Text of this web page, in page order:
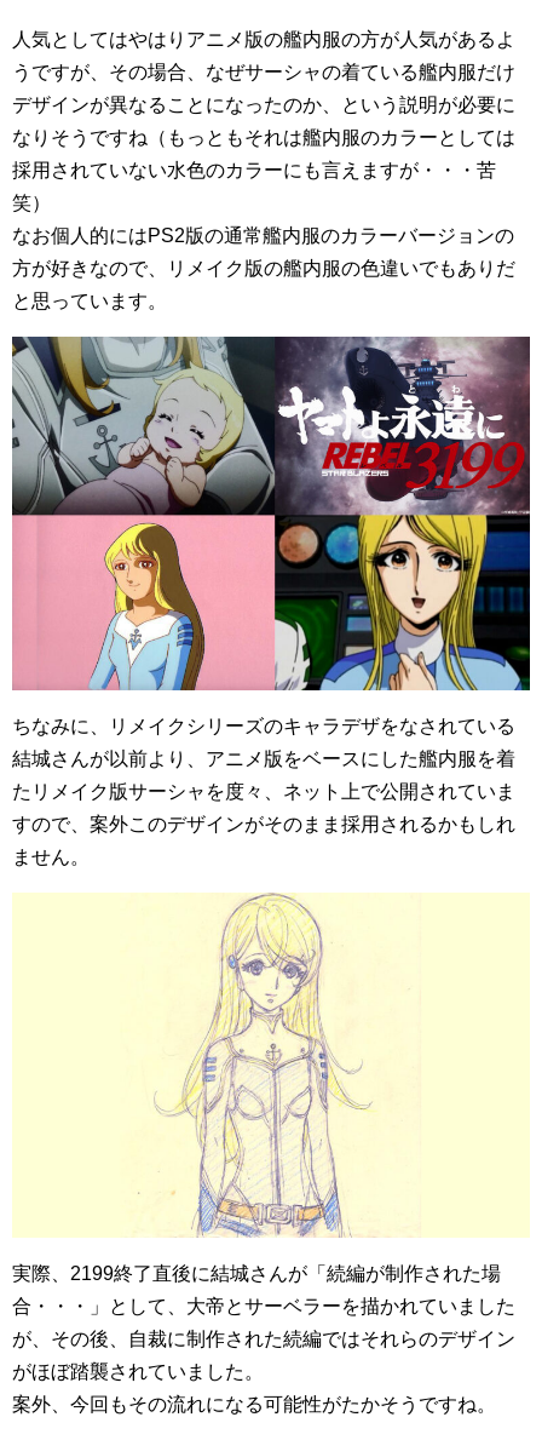
人気としてはやはりアニメ版の艦内服の方が人気があるよ
うですが、その場合、なぜサーシャの着ている艦内服だけ
デザインが異なることになったのか、という説明が必要に
なりそうですね（もっともそれは艦内服のカラーとしては
採用されていない水色のカラーにも言えますが・・・苦
笑）
なお個人的にはPS2版の通常艦内服のカラーバージョンの
方が好きなので、リメイク版の艦内服の色違いでもありだ
と思っています。
ちなみに、リメイクシリーズのキャラデザをなされている
結城さんが以前より、アニメ版をベースにした艦内服を着
たリメイク版サーシャを度々、ネット上で公開されていま
すので、案外このデザインがそのまま採用されるかもしれ
ません。
実際、2199終了直後に結城さんが「続編が制作された場
合・・・」として、大帝とサーベラーを描かれていました
が、その後、自裁に制作された続編ではそれらのデザイン
がほぼ踏襲されていました。
案外、今回もその流れになる可能性がたかそうですね。